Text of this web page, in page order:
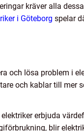
kräver alla
i Göteborg spelar
och lösa problem i
och kablar till mer
erbjuda
blir